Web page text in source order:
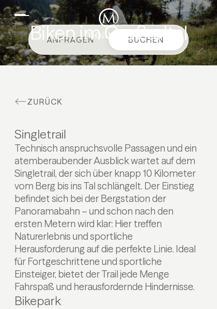
Suiten & Angebote
Familienurlaub
Moar Gut
Aktiv
DEEN
Biken im Großarltal
ANFRAGEN BUCHEN
ZURÜCK
Singletrail
Technisch anspruchsvolle Passagen und ein
atemberaubender Ausblick wartet auf dem
Singletrail, der sich über knapp 10 Kilometer
vom Berg bis ins Tal schlängelt. Der Einstieg
befindet sich bei der Bergstation der
Panoramabahn – und schon nach den
ersten Metern wird klar: Hier treffen
Naturerlebnis und sportliche
Herausforderung auf die perfekte Linie. Ideal
für Fortgeschrittene und sportliche
Einsteiger, bietet der Trail jede Menge
Fahrspaß und herausfordernde Hindernisse.
Bikepark